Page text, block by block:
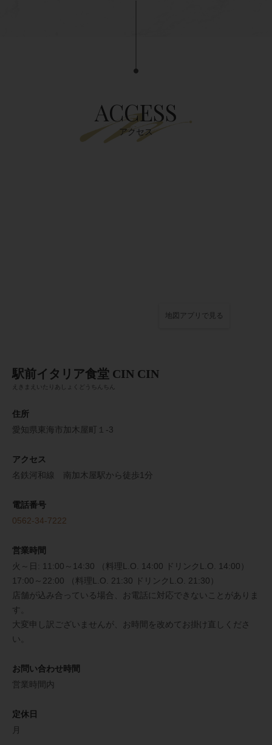
ACCESS
アクセス
地図アプリで見る
駅前イタリア食堂 CIN CIN
えきまえいたりあしょくどうちんちん
住所
愛知県東海市加木屋町１-3
アクセス
名鉄河和線 南加木屋駅から徒歩1分
電話番号
0562-34-7222
営業時間
火～日: 11:00～14:30 （料理L.O. 14:00 ドリンクL.O. 14:00）
17:00～22:00 （料理L.O. 21:30 ドリンクL.O. 21:30）
店舗が込み合っている場合、お電話に対応できないことがありま
す。
大変申し訳ございませんが、お時間を改めてお掛け直しくださ
い。
お問い合わせ時間
営業時間内
定休日
月